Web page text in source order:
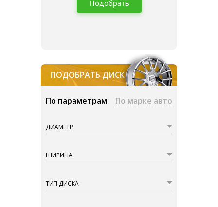
Подобрать
ПОДОБРАТЬ ДИСКИ
По параметрам По марке авто
ДИАМЕТР
ШИРИНА
ТИП ДИСКА